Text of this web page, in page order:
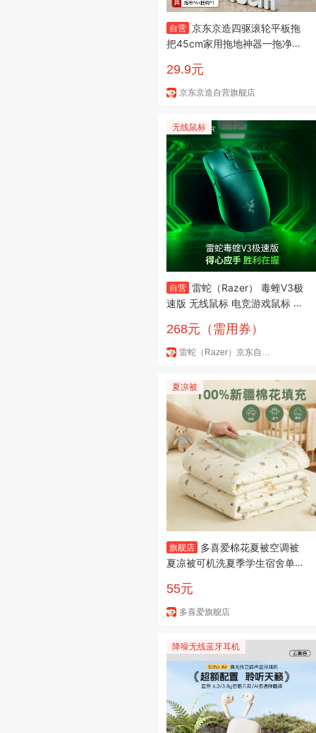
自营 京东京造四驱滚轮平板拖
把45cm家用拖地神器一拖净洗
29.9元
京东京造自营旗舰店
无线鼠标
自营 雷蛇（Razer） 毒蝰V3极
速版 无线鼠标 电竞游戏鼠标 轻
Faker冠军推荐 黑色
268元（需用券）
雷蛇（Razer）京东自营旗舰店
夏凉被
旗舰店
多喜爱棉花夏被空调被
夏凉被可机洗夏季学生宿舍单人
薄被-萌动时光 152cm*218cm
55元
多喜爱旗舰店
降噪无线蓝牙耳机